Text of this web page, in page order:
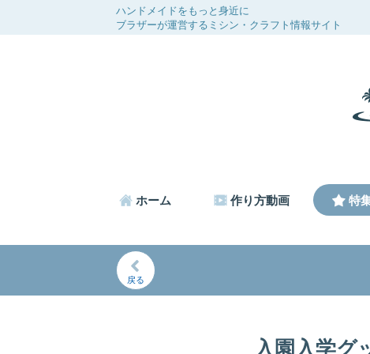
ハンドメイドをもっと身近に
ブラザーが運営するミシン・クラフト情報サイト
ホーム 作り方動画 特
戻る
入園入学グ